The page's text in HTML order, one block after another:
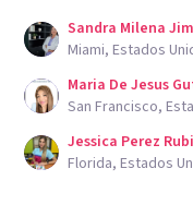
Sandra Milena
Miami, Estados
Maria De Jesus
San Francisco,
Jessica Perez
Florida, Estados